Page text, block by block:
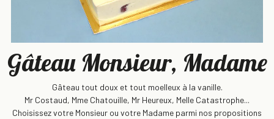
Gâteau Monsieur, Madame
Gâteau tout doux et tout moelleux à la vanille.
Mr Costaud, Mme Chatouille, Mr Heureux, Melle Catastrophe...
Choisissez votre Monsieur ou votre Madame parmi nos propositions